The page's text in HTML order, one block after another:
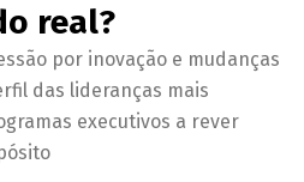
real?
por inovação e mudanças
das lideranças mais
executivos a rever